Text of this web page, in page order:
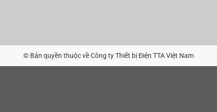
© Bản quyền thuộc về Công ty Thiết bị Điện TTA Việt Nam